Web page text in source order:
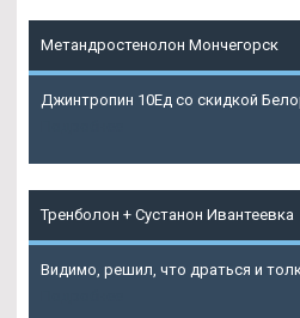
Метандростенолон Мончегорск
Джинтропин 10Ед со скидкой
Тренболон + Сустанон Ивантеевка
Видимо, решил, что драться и